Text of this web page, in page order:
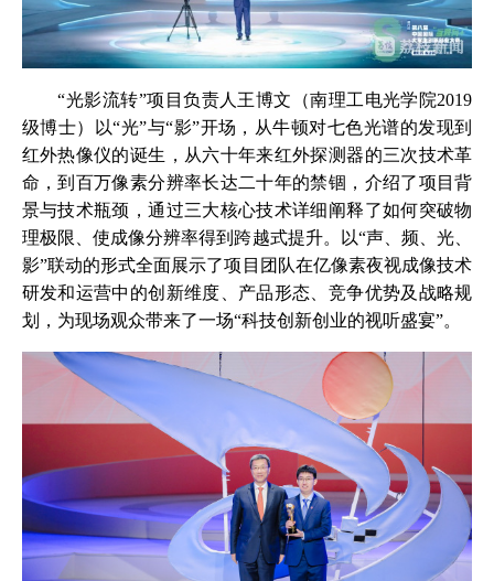
“光影流转”项目负责人王博文（南理工电光学院2019
级博士）以“光”与“影”开场，从牛顿对七色光谱的发现到
红外热像仪的诞生，从六十年来红外探测器的三次技术革
命，到百万像素分辨率长达二十年的禁锢，介绍了项目背
景与技术瓶颈，通过三大核心技术详细阐释了如何突破物
理极限、使成像分辨率得到跨越式提升。以“声、频、光、
影”联动的形式全面展示了项目团队在亿像素夜视成像技术
研发和运营中的创新维度、产品形态、竞争优势及战略规
划，为现场观众带来了一场“科技创新创业的视听盛宴”。